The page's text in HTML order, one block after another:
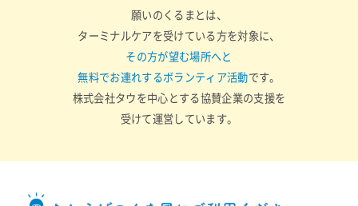
願いのくるまとは、
ターミナルケアを受けている方を対象に、
その方が望む場所へと
無料でお連れするボランティア活動です。
株式会社タウを中心とする協賛企業の支援を
受けて運営しています。